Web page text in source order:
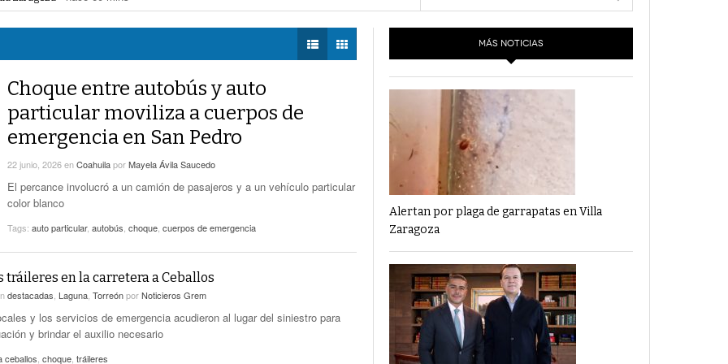
Torreón - hace 4 horas -
Lanzan Convocatoria Del Concurso De Poesía
Enriqueta Ochoa - hace 6 horas -
Expone CLIP Preocupación Por Reformas
Laborales. ‘Hacen Ver A Patrones Como
Enemigos’, Considera
TWEETS AND
LA MEJOR 97.1
ESTÉREO GALLITO
Financiamiento’ Por PC29
‘La Laguna: Bomba De Tiempo Por Falta De
Planeación’ Por PC29
‘Las Corrupciones, Sus Formas Y Efectos’ Por
PC29 - 7 mayo, 2021
en Durango- hace 1 hora -
bloquearon Mieleras- hace 1 hora -
Agua Saludable
Justicia de Durango por presunto cohecho- hace 2 horas -
Choque entre autobús y auto
particular moviliza a cuerpos de
emergencia en San Pedro
22 junio, 2026enCoahuilaporMayela Ávila Saucedo
El percance involucró a un camión de pasajeros y a un vehículo particular
color blanco
Tags: auto particular, autobús choque cuerpos de emergencia
tráileres en la carretera a Ceballos
destacadas Laguna TorreónporNoticieros Grem
y los servicios de emergencia acudieron al lugar del siniestro para
y brindar el auxilio necesario
ceballos choque tráileres
MÁS NOTICIAS
Alertan por plaga de garrapatas en Villa
Zaragoza